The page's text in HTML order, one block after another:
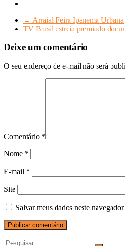
← Arraial Feira Ipanema Urbana
TV Brasil estreia premiado
Deixe um comentário
O seu endereço de e-mail não será
Comentário *
Nome *
E-mail *
Site
Salvar meus dados neste